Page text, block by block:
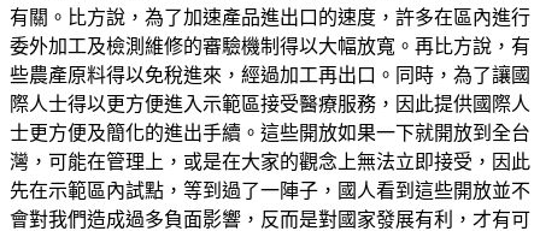
有關。比方說，為了加速產品進出口的速度，許多在區內進行
委外加工及檢測維修的審驗機制得以大幅放寬。再比方說，有
些農產原料得以免稅進來，經過加工再出口。同時，為了讓國
際人士得以更方便進入示範區接受醫療服務，因此提供國際人
士更方便及簡化的進出手續。這些開放如果一下就開放到全台
灣，可能在管理上，或是在大家的觀念上無法立即接受，因此
先在示範區內試點，等到過了一陣子，國人看到這些開放並不
會對我們造成過多負面影響，反而是對國家發展有利，才有可